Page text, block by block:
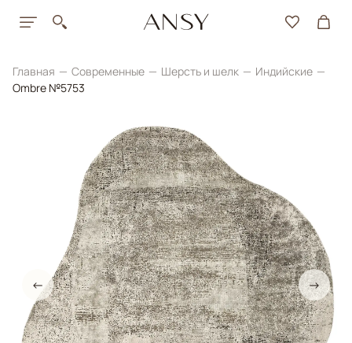
Главная Современные Шерсть и шелк
Индийские
Ombre №5753
← →